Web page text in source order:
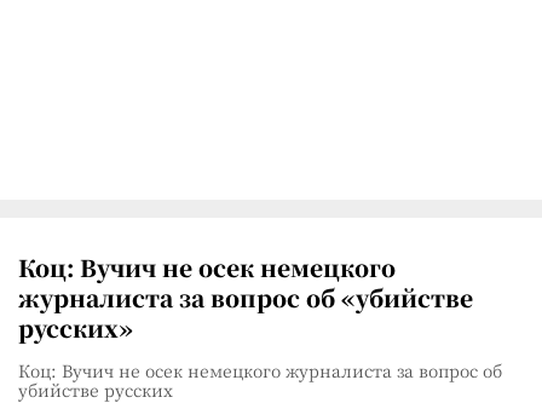
Коц: Вучич не осек немецкого
журналиста за вопрос об «убийстве
русских»
Коц: Вучич не осек немецкого журналиста за вопрос об
убийстве русских